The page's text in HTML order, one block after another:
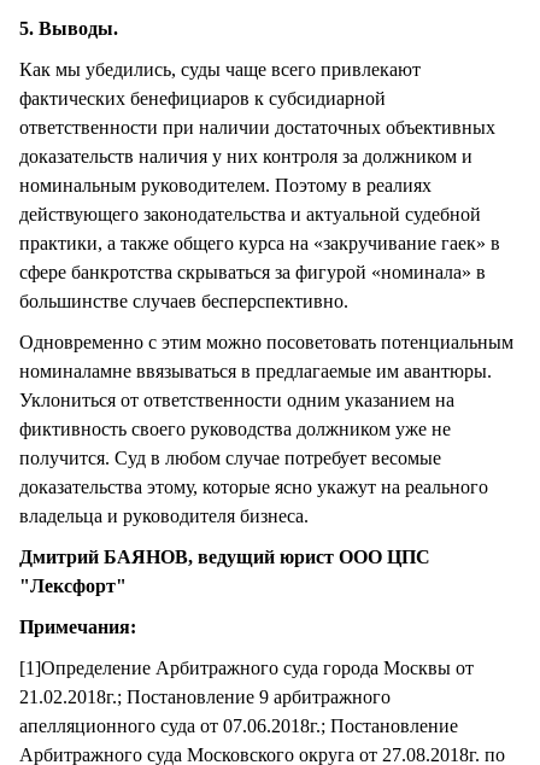
5. Выводы.
Как мы убедились, суды чаще всего привлекают
фактических бенефициаров к субсидиарной
ответственности при наличии достаточных объективных
доказательств наличия у них контроля за должником и
номинальным руководителем. Поэтому в реалиях
действующего законодательства и актуальной судебной
практики, а также общего курса на «закручивание гаек» в
сфере банкротства скрываться за фигурой «номинала» в
большинстве случаев бесперспективно.
Одновременно с этим можно посоветовать потенциальным
номиналамне ввязываться в предлагаемые им авантюры.
Уклониться от ответственности одним указанием на
фиктивность своего руководства должником уже не
получится. Суд в любом случае потребует весомые
доказательства этому, которые ясно укажут на реального
владельца и руководителя бизнеса.
Дмитрий БАЯНОВ, ведущий юрист ООО ЦПС
"Лексфорт"
Примечания:
[1]Определение Арбитражного суда города Москвы от
21.02.2018г.; Постановление 9 арбитражного
апелляционного суда от 07.06.2018г.; Постановление
Арбитражного суда Московского округа от 27.08.2018г. по